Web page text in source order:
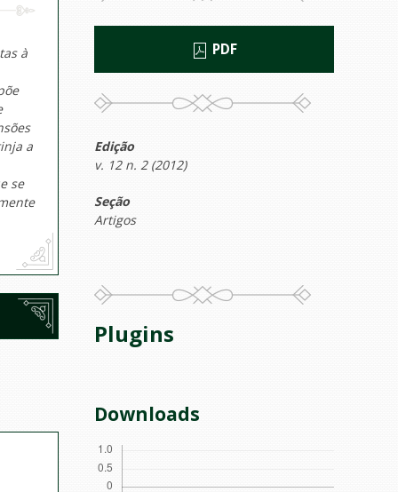
à
a
se
PDF
Edição
v. 12 n. 2 (2012)
Seção
Artigos
Plugins
Downloads